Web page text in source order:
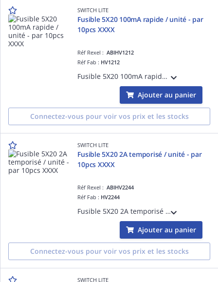
SWITCH LITE
Fusible 5X20 100mA rapide / unité - par
10pcs XXXX
Réf Rexel :ABIHV1212
Réf Fab : HV1212
Fusible 5X20 100mA rapide - Tarifé à l'unité, vendu par colisage 10pcs
Ajouter au panier
Connectez-vous pour voir vos prix et les stocks
SWITCH LITE
Fusible 5X20 2A temporisé / unité - par
10pcs XXXX
Réf Rexel :ABIHV2244
Réf Fab : HV2244
Fusible 5X20 2A temporisé - Tarifé à l'unité, vendu par colisage 10pcs
Ajouter au panier
Connectez-vous pour voir vos prix et les stocks
SWITCH LITE